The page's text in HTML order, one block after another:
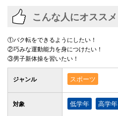
こんな人にオススメ
①バク転をできるようにしたい！
②巧みな運動能力を身につけたい！
③男子新体操を習いたい！
ジャンル スポーツ
対象 低学年 高学年